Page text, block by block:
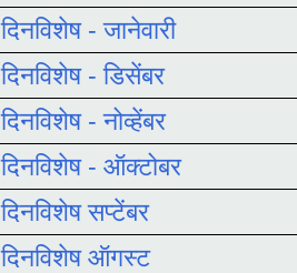
दिनविशेष - जानेवारी
दिनविशेष - डिसेंबर
दिनविशेष - नोव्हेंबर
दिनविशेष - ऑक्टोबर
दिनविशेष सप्टेंबर
दिनविशेष ऑगस्ट